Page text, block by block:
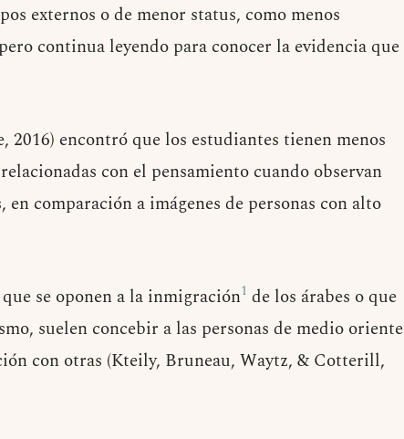
externos o de menor status, como menos
continua leyendo para conocer la evidencia que
encontró que los estudiantes tienen menos
con el pensamiento cuando observan
comparación a imágenes de personas con alto
se oponen a la inmigración1 de los árabes o que
suelen concebir a las personas de medio oriente
con otras (Kteily, Bruneau, Waytz, & Cotterill,